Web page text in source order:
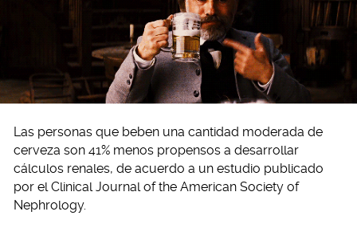
Las personas que beben una cantidad moderada de
cerveza son 41% menos propensos a desarrollar
cálculos renales, de acuerdo a un estudio publicado
por el Clinical Journal of the American Society of
Nephrology.